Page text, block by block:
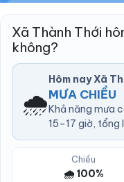
Xã Thành Thới
không?
🌧️
Hôm nay Xã
MƯA CHIỀU
Khả năng mưa
15–17 giờ, tổng
Chiều
🌧️ 100%